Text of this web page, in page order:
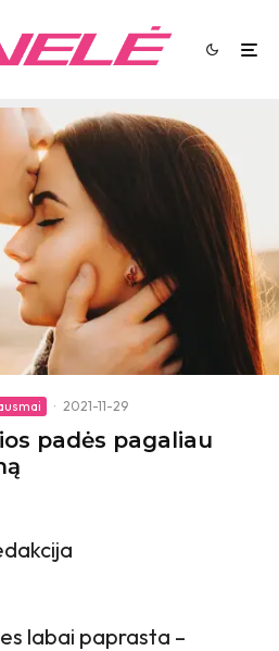
· 2021-11-29
padės pagaliau
labai paprasta –